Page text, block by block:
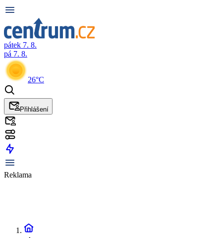
pátek 7. 8.
pá 7. 8.
26°C
Přihlášení
Reklama